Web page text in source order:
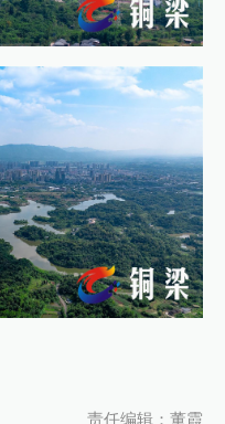
责任编辑：董霞